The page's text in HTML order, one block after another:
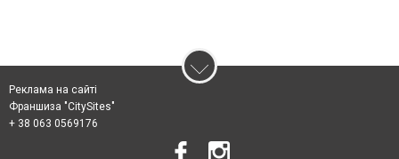
Реклама на сайті
Франшиза "CitySites"
+ 38 063 0569176